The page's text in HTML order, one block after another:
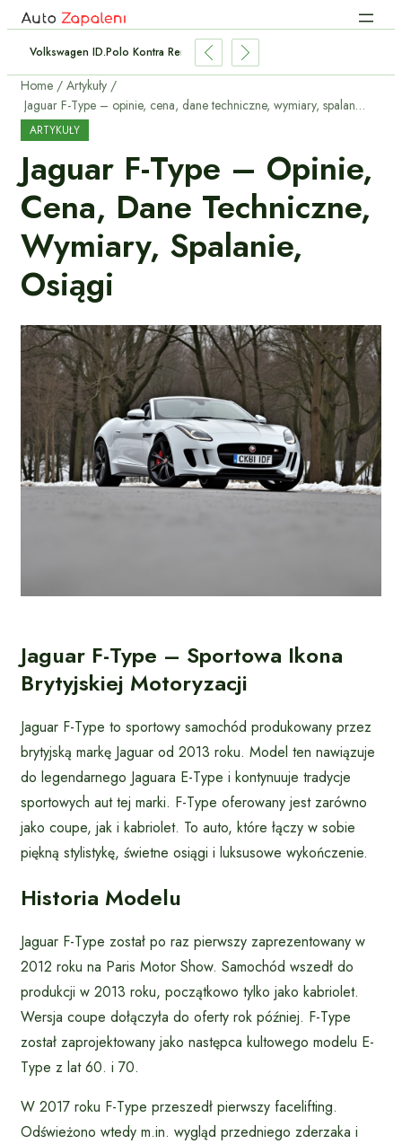
Samochód? Lista Kontrolna Przed Pierwszymi Mrozami
Home
Artykuły
Jaguar F-Type – opinie, cena, dane techniczne, wymiary, spalanie, osiągi
ARTYKUŁY
Jaguar F-Type – Opinie,
Cena, Dane Techniczne,
Wymiary, Spalanie,
Osiągi
Jaguar F-Type – Sportowa Ikona
Brytyjskiej Motoryzacji
Jaguar F-Type to sportowy samochód produkowany przez
brytyjską markę Jaguar od 2013 roku. Model ten nawiązuje
do legendarnego Jaguara E-Type i kontynuuje tradycje
sportowych aut tej marki. F-Type oferowany jest zarówno
jako coupe, jak i kabriolet. To auto, które łączy w sobie
piękną stylistykę, świetne osiągi i luksusowe wykończenie.
Historia Modelu
Jaguar F-Type został po raz pierwszy zaprezentowany w
2012 roku na Paris Motor Show. Samochód wszedł do
produkcji w 2013 roku, początkowo tylko jako kabriolet.
Wersja coupe dołączyła do oferty rok później. F-Type
został zaprojektowany jako następca kultowego modelu E-
Type z lat 60. i 70.
W 2017 roku F-Type przeszedł pierwszy facelifting.
Odświeżono wtedy m.in. wygląd przedniego zderzaka i